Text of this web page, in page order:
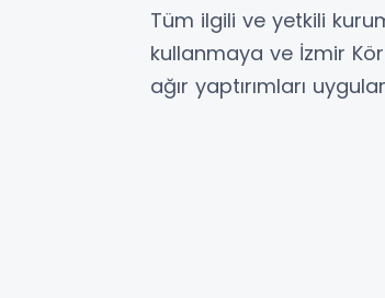
Tüm ilgili ve yetkili
kullanmaya ve İzmir
ağır yaptırımları